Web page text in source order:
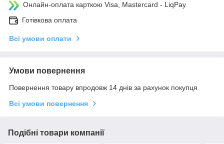
Онлайн-оплата карткою Visa, Mastercard - LiqPay
Готівкова оплата
Всі умови оплати
Умови повернення
Повернення товару впродовж 14 днів за рахунок покупця
Всі умови повернення
Подібні товари компанії